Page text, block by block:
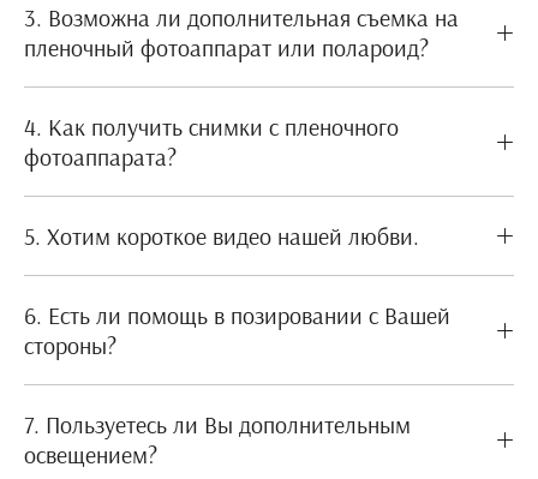
3. Возможна ли дополнительная съемка на
пленочный фотоаппарат или полароид?
4. Как получить снимки с пленочного
фотоаппарата?
5. Хотим короткое видео нашей любви.
6. Есть ли помощь в позировании с Вашей
стороны?
7. Пользуетесь ли Вы дополнительным
освещением?